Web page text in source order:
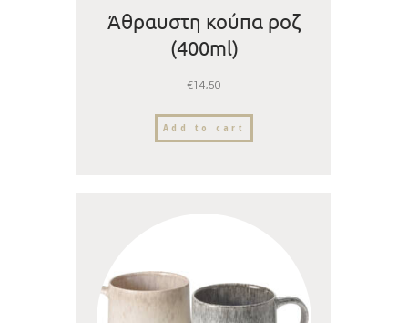
Άθραυστη κούπα ροζ
(400ml)
€14,50
Add to cart